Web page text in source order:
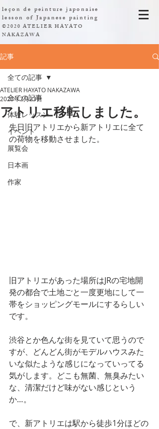
leçon de peinture japonaise
​lesson of Japanese painting
©2020 ATELIER HAYATO
NAKAZAWA
記事
全ての記事
体験レッスン
イベント
展覧会
日本画
作家
全ての記事
アトリエ移転しました。
ATELIER HAYATO NAKAZAWA
2023年2月23日
先日旧アトリエから新アトリエに全て
の荷物を移動させました。
旧アトリエがあった場所はJRの宅地開
発の都合で土地ごと一度更地にして一
帯をショッピングモールにするらしい
です。
渋谷とか色んな街を見ていて思うので
すが、どんどん街がモデルハウスみた
いな似たような感じになっていってる
気がします。どこも無菌、無臭みたい
な、清潔だけど味がない感じという
か…。
で、新アトリエは駅から徒歩1分ほどの